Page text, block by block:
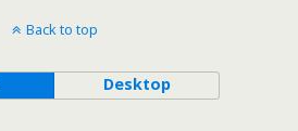
Back to top
Desktop